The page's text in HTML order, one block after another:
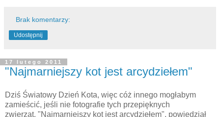
Brak komentarzy:
Udostępnij
17 lutego 2011
"Najmarniejszy kot jest arcydziełem"
Dziś Światowy Dzień Kota, więc cóż innego mogłabym
zamieścić, jeśli nie fotografie tych przepięknych
zwierząt. "Najmarniejszy kot jest arcydziełem", powiedział